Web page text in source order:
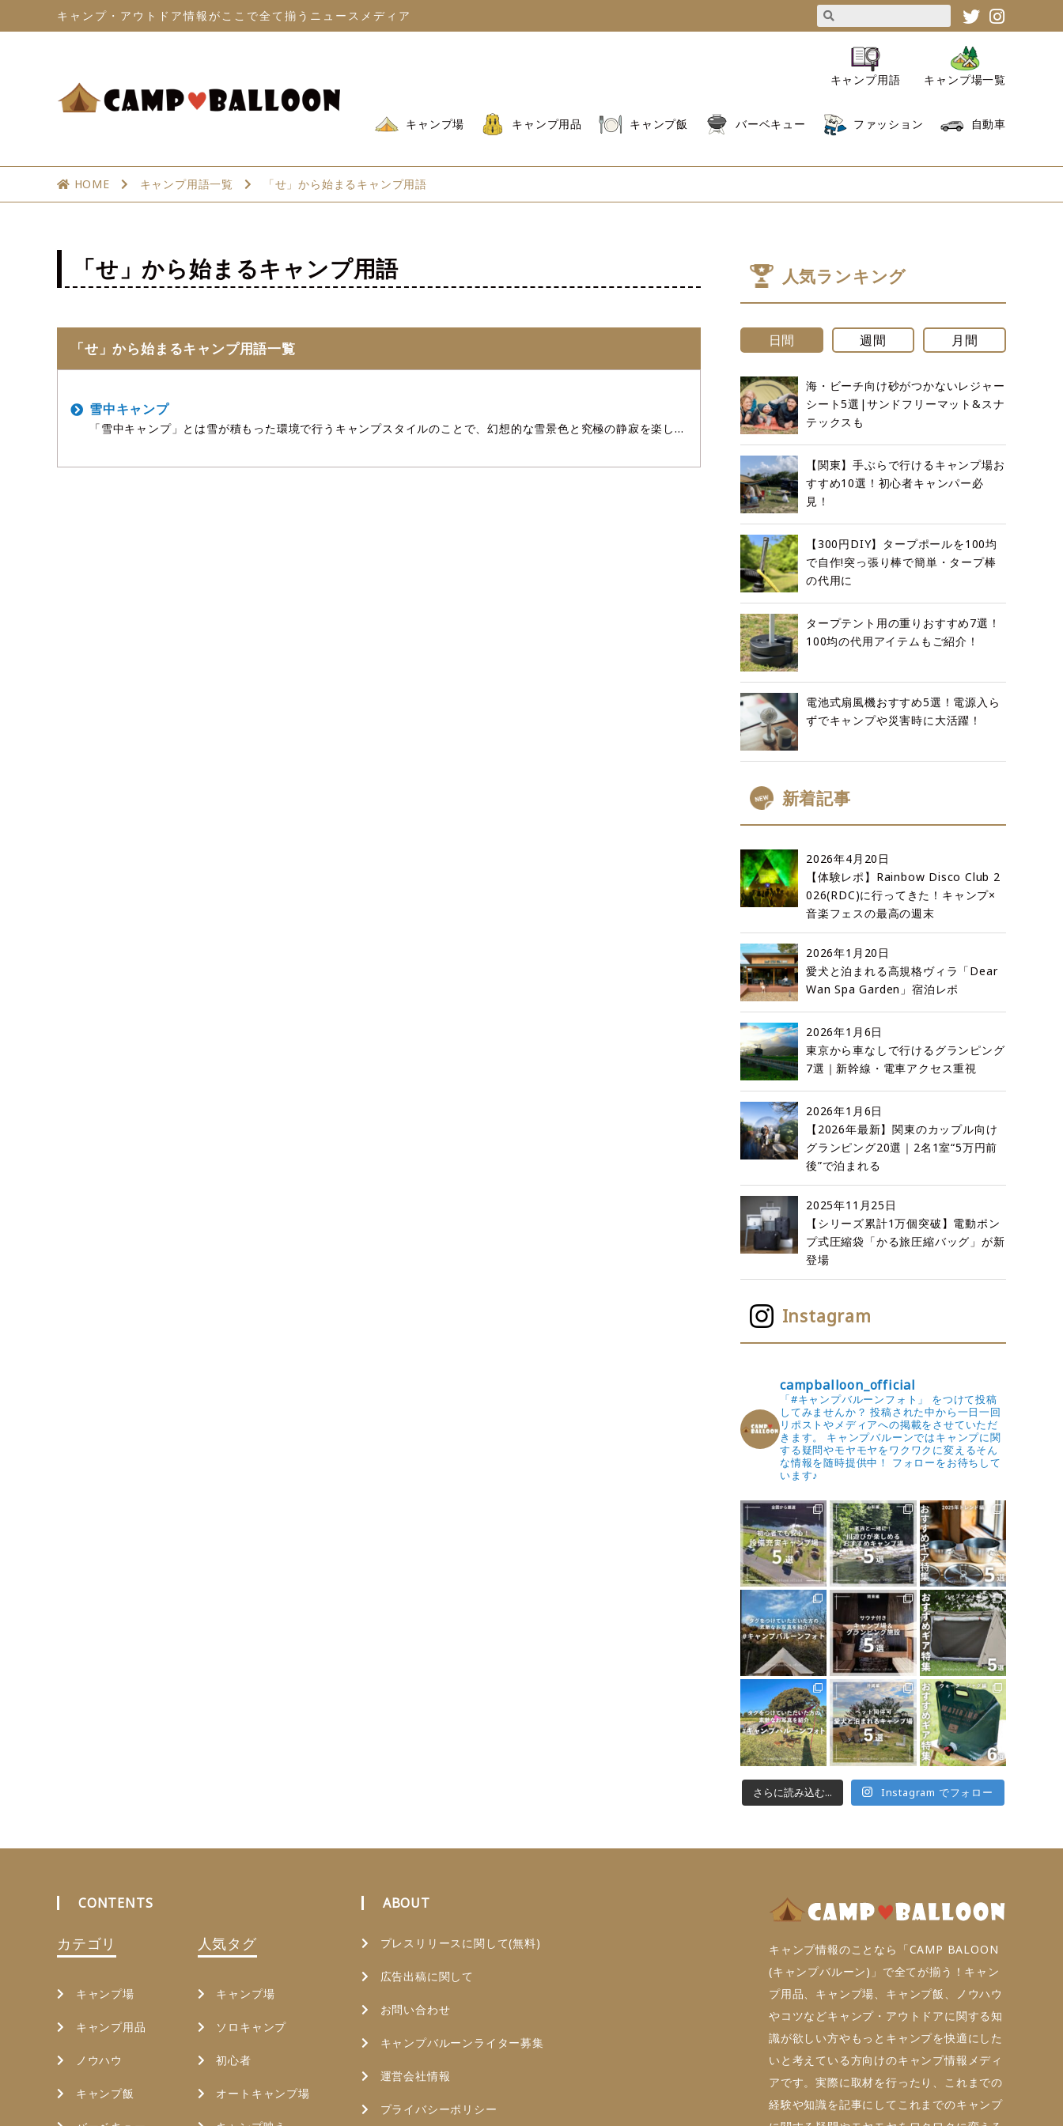
キャンプ・アウトドア情報がここで全て揃うニュースメディア
キャンプ用語 キャンプ場一覧
キャンプ場 キャンプ用品 キャンプ飯 バーベキュー ファッション 自動車
HOME キャンプ用語一覧 「せ」から始まるキャンプ用語
「せ」から始まるキャンプ用語
「せ」から始まるキャンプ用語一覧
雪中キャンプ
「雪中キャンプ」とは雪が積もった環境で行うキャンプスタイルのことで、幻想的な雪景色と究極の静寂を楽しめ
人気ランキング
日間 週間 月間
海・ビーチ向け砂がつかないレジャー
シート5選|サンドフリーマット&スナ
テックスも
【関東】手ぶらで行けるキャンプ場お
すすめ10選！初心者キャンパー必
見！
【300円DIY】タープポールを100均
で自作!突っ張り棒で簡単・タープ棒
の代用に
タープテント用の重りおすすめ7選！
100均の代用アイテムもご紹介！
電池式扇風機おすすめ5選！電源入ら
ずでキャンプや災害時に大活躍！
新着記事
2026年4月20日
【体験レポ】Rainbow Disco Club 2
026(RDC)に行ってきた！キャンプ×
音楽フェスの最高の週末
2026年1月20日
愛犬と泊まれる高規格ヴィラ「Dear
Wan Spa Garden」宿泊レポ
2026年1月6日
東京から車なしで行けるグランピング
7選｜新幹線・電車アクセス重視
2026年1月6日
【2026年最新】関東のカップル向け
グランピング20選｜2名1室“5万円前
後”で泊まれる
2025年11月25日
【シリーズ累計1万個突破】電動ポン
プ式圧縮袋「かる旅圧縮バッグ」が新
登場
Instagram
campballoon_official
「#キャンプバルーンフォト」 をつけて投稿
してみませんか？ 投稿された中から一日一回
リポストやメディアへの掲載をさせていただ
きます。
キャンプバルーンではキャンプに関
する疑問やモヤモヤをワクワクに変えるそん
な情報を随時提供中！
フォローをお待ちして
います♪
さらに読み込む... Instagram でフォロー
CONTENTS
カテゴリ
キャンプ場
キャンプ用品
ノウハウ
キャンプ飯
人気タグ
キャンプ場
ソロキャンプ
初心者
オートキャンプ場
ABOUT
プレスリリースに関して(無料)
広告出稿に関して
お問い合わせ
キャンプバルーンライター募集
運営会社情報
プライバシーポリシー
キャンプ情報のことなら「CAMP BALOON
(キャンプバルーン)」で全てが揃う！キャン
プ用品、キャンプ場、キャンプ飯、ノウハウ
やコツなどキャンプ・アウトドアに関する知
識が欲しい方やもっとキャンプを快適にした
いと考えている方向けのキャンプ情報メディ
アです。実際に取材を行ったり、これまでの
経験や知識を記事にしてこれまでのキャンプ